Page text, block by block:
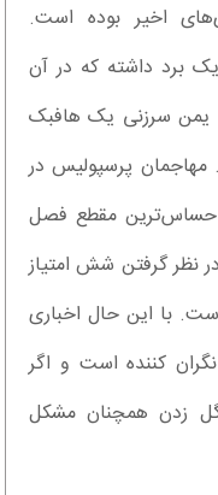
اخیر بوده است.
تنها یک برد داشته که در آن
یمن سرزنی یک هافبک
مهاجمان پرسپولیس در
حساس‌ترین مقطع فصل
نظر گرفتن شش امتیاز
با این حال اخباری
کننده است و اگر
گل زدن همچنان مشکل